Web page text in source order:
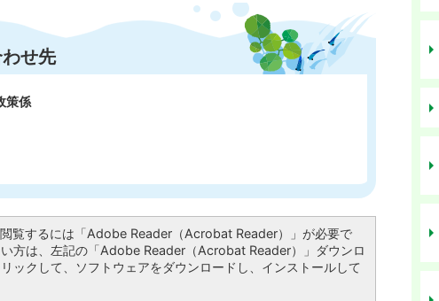
せ先
策係
覧するには「Adobe Reader（Acrobat Reader）」が必要で
方は、左記の「Adobe Reader（Acrobat Reader）」ダウンロ
ックして、ソフトウェアをダウンロードし、インストールして